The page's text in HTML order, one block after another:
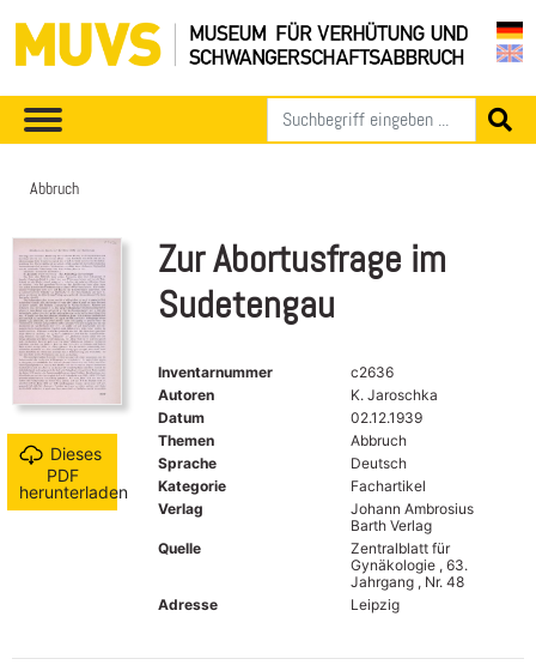
Abbruch
Dieses
PDF
herunterladen
Zur Abortusfrage im
Sudetengau
Inventarnummer
c2636
Autoren
K. Jaroschka
Datum
02.12.1939
Themen
Abbruch
Sprache
Deutsch
Kategorie
Fachartikel
Verlag
Johann Ambrosius
Barth Verlag
Quelle
Zentralblatt für
Gynäkologie , 63.
Jahrgang , Nr. 48
Adresse
Leipzig